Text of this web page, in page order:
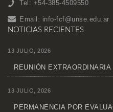
Tel: +54-385-4509550
Email: info-fcf@unse.edu.ar
NOTICIAS RECIENTES
13 JULIO, 2026
REUNIÓN
13 JULIO, 2026
PERMANENCIA POR